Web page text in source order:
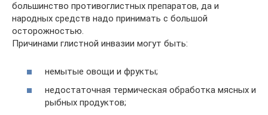
большинство противоглистных препаратов, да и
народных средств надо принимать с большой
осторожностью.
Причинами глистной инвазии могут быть:
немытые овощи и фрукты;
недостаточная термическая обработка мясных и
рыбных продуктов;